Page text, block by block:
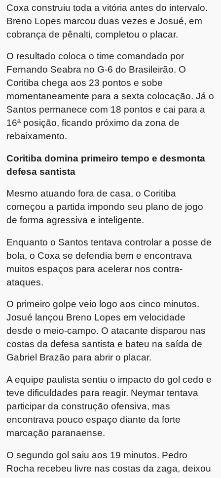
Coxa construiu toda a vitória antes do intervalo.
Breno Lopes marcou duas vezes e Josué, em
cobrança de pênalti, completou o placar.
O resultado coloca o time comandado por
Fernando Seabra no G-6 do Brasileirão. O
Coritiba chega aos 23 pontos e sobe
momentaneamente para a sexta colocação. Já o
Santos permanece com 18 pontos e cai para a
16ª posição, ficando próximo da zona de
rebaixamento.
Coritiba domina primeiro tempo e desmonta
defesa santista
Mesmo atuando fora de casa, o Coritiba
começou a partida impondo seu plano de jogo
de forma agressiva e inteligente.
Enquanto o Santos tentava controlar a posse de
bola, o Coxa se defendia bem e encontrava
muitos espaços para acelerar nos contra-
ataques.
O primeiro golpe veio logo aos cinco minutos.
Josué lançou Breno Lopes em velocidade
desde o meio-campo. O atacante disparou nas
costas da defesa santista e bateu na saída de
Gabriel Brazão para abrir o placar.
A equipe paulista sentiu o impacto do gol cedo e
teve dificuldades para reagir. Neymar tentava
participar da construção ofensiva, mas
encontrava pouco espaço diante da forte
marcação paranaense.
O segundo gol saiu aos 19 minutos. Pedro
Rocha recebeu livre nas costas da zaga, deixou